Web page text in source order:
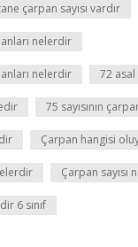
çarpan sayısı vardır
nelerdir
nelerdir 72 asal
75 sayısının
Çarpan hangisi
Çarpan sayısı
6 sınıf